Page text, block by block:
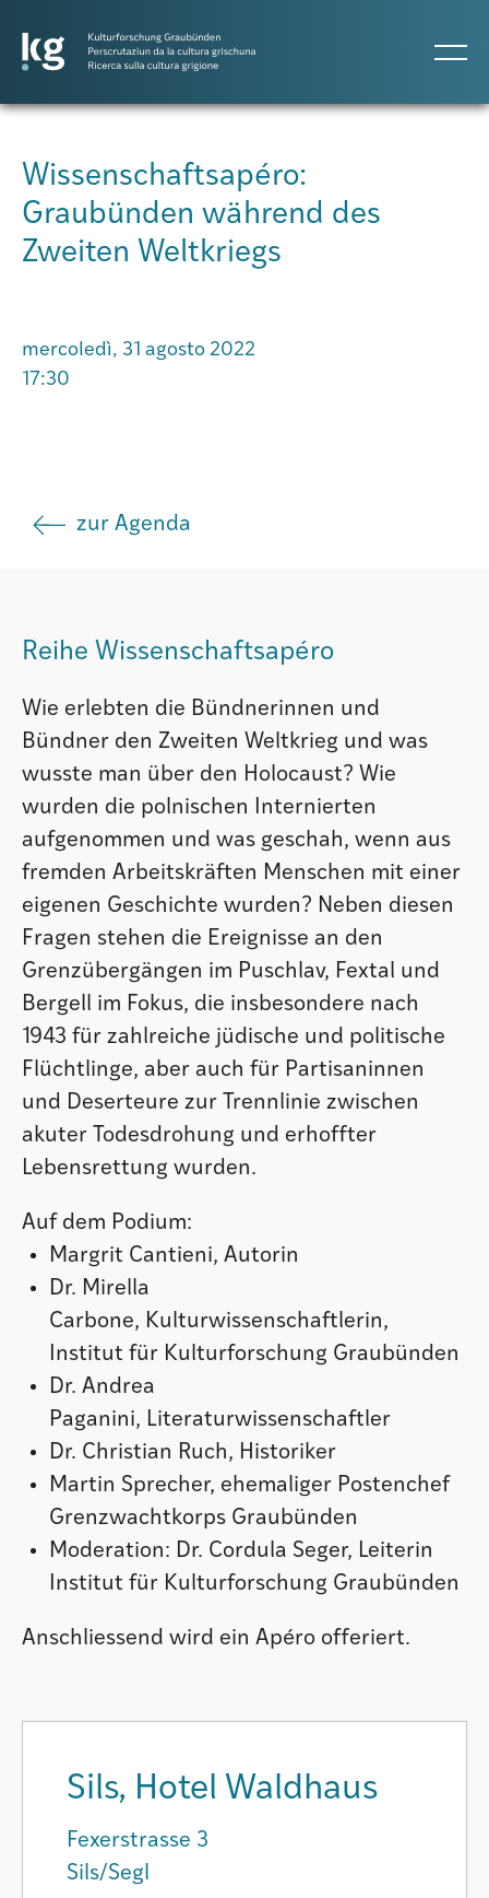
Progetti
Persone
Istituto
Wissenschaftsapéro:
Graubünden während des
Zweiten Weltkriegs
mercoledì, 31 agosto 2022
17:30
zur Agenda
Reihe Wissenschaftsapéro
Wie erlebten die Bündnerinnen und
Bündner den Zweiten Weltkrieg und was
wusste man über den Holocaust? Wie
wurden die polnischen Internierten
aufgenommen und was geschah, wenn aus
fremden Arbeitskräften Menschen mit einer
eigenen Geschichte wurden? Neben diesen
Fragen stehen die Ereignisse an den
Grenzübergängen im Puschlav, Fextal und
Bergell im Fokus, die insbesondere nach
1943 für zahlreiche jüdische und politische
Flüchtlinge, aber auch für Partisaninnen
und Deserteure zur Trennlinie zwischen
akuter Todesdrohung und erhoffter
Lebensrettung wurden.
Auf dem Podium:
Margrit Cantieni, Autorin
Dr. Mirella
Carbone, Kulturwissenschaftlerin,
Institut für Kulturforschung Graubünden
Dr. Andrea
Paganini, Literaturwissenschaftler
Dr. Christian Ruch, Historiker
Martin Sprecher, ehemaliger Postenchef
Grenzwachtkorps Graubünden
Moderation: Dr. Cordula Seger, Leiterin
Institut für Kulturforschung Graubünden
Anschliessend wird ein Apéro offeriert.
Sils, Hotel Waldhaus
Fexerstrasse 3
Sils/Segl